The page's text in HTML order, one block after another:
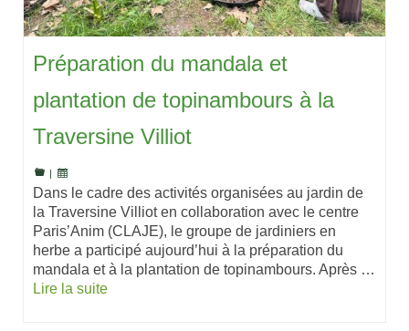
Préparation du mandala et
plantation de topinambours à la
Traversine Villiot
|
Dans le cadre des activités organisées au jardin de
la Traversine Villiot en collaboration avec le centre
Paris’Anim (CLAJE), le groupe de jardiniers en
herbe a participé aujourd’hui à la préparation du
mandala et à la plantation de topinambours. Après …
Lire la suite